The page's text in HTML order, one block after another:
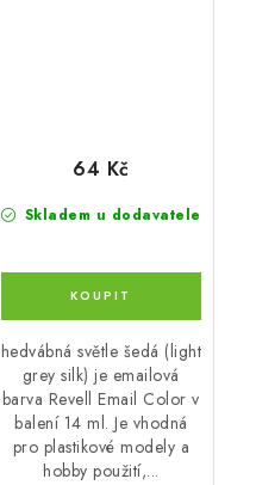
Skladem u dodavatele
64 Kč
hedvábná světle šedá (light
grey silk) je emailová
barva Revell Email Color v
balení 14 ml. Je vhodná
pro plastikové modely a
hobby použití,...